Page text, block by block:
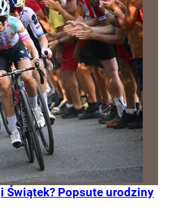
Świątek? Popsute urodziny